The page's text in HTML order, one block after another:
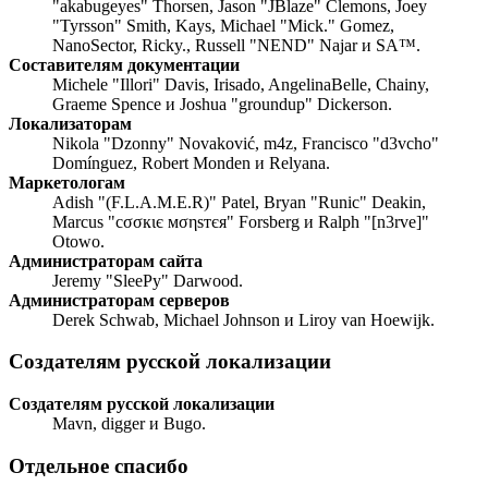
"akabugeyes" Thorsen, Jason "JBlaze" Clemons, Joey
"Tyrsson" Smith, Kays, Michael "Mick." Gomez,
NanoSector, Ricky., Russell "NEND" Najar и SA™.
Составителям документации
Michele "Illori" Davis, Irisado, AngelinaBelle, Chainy,
Graeme Spence и Joshua "groundup" Dickerson.
Локализаторам
Nikola "Dzonny" Novaković, m4z, Francisco "d3vcho"
Domínguez, Robert Monden и Relyana.
Маркетологам
Adish "(F.L.A.M.E.R)" Patel, Bryan "Runic" Deakin,
Marcus "cσσкιє мσηѕтєя" Forsberg и Ralph "[n3rve]"
Otowo.
Администраторам сайта
Jeremy "SleePy" Darwood.
Администраторам серверов
Derek Schwab, Michael Johnson и Liroy van Hoewijk.
Создателям русской локализации
Создателям русской локализации
Mavn, digger и Bugo.
Отдельное спасибо